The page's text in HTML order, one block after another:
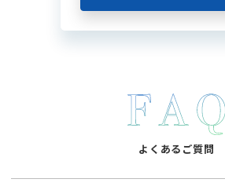
よくあるご質問